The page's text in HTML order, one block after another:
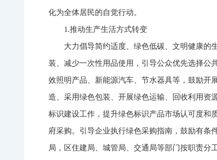
化为全体居民的自觉行动。
1.推动生产生活方式转变
大力倡导简约适度、绿色低碳、文明健康的
装、减少一次性用品使用，引导公众优先选择公
效照明产品、新能源汽车、节水器具等，鼓励开
造、采用绿色包装、开展绿色运输、回收利用资
标识建设工作，提升绿色标识产品市场认可度和
府采购。引导企业执行绿色采购指南，鼓励有
局，区住建局、城管局、交通局等部门按职责分